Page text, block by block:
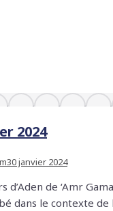
2024
30 janvier 2024
d’Aden de ‘Amr
dans le contexte